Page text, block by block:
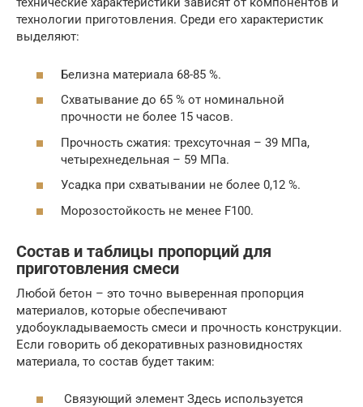
технологии приготовления. Среди его характеристик
выделяют:
Белизна материала 68-85 %.
Схватывание до 65 % от номинальной
прочности не более 15 часов.
Прочность сжатия: трехсуточная – 39 МПа,
четырехнедельная – 59 МПа.
Усадка при схватывании не более 0,12 %.
Морозостойкость не менее F100.
Состав и таблицы пропорций для
приготовления смеси
Любой бетон – это точно выверенная пропорция
материалов, которые обеспечивают
удобоукладываемость смеси и прочность конструкции.
Если говорить об декоративных разновидностях
материала, то состав будет таким:
Связующий элемент Здесь используется